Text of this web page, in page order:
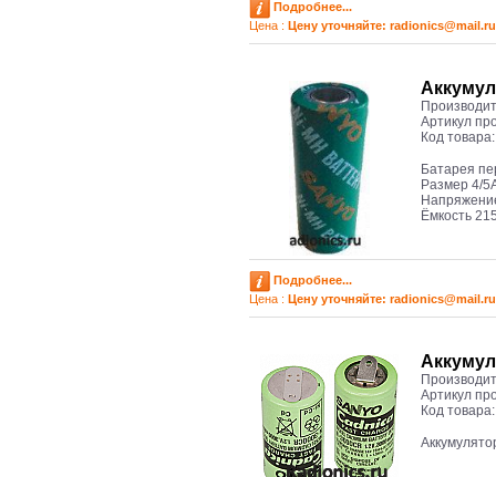
Подробнее...
Цена : Цену уточняйте: radioniсs@mail.ru
Артикул
Код
Батарея
Размер 4/
Ёмкость
Подробнее...
Цена : Цену уточняйте: radioniсs@mail.ru
Артикул
Код